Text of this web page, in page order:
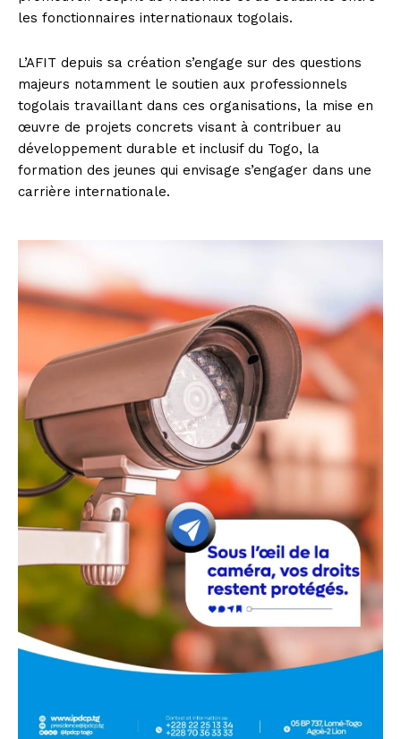
les fonctionnaires internationaux togolais.
L’AFIT depuis sa création s’engage sur des questions
majeurs notamment le soutien aux professionnels
togolais travaillant dans ces organisations, la mise en
œuvre de projets concrets visant à contribuer au
développement durable et inclusif du Togo, la
formation des jeunes qui envisage s’engager dans une
carrière internationale.